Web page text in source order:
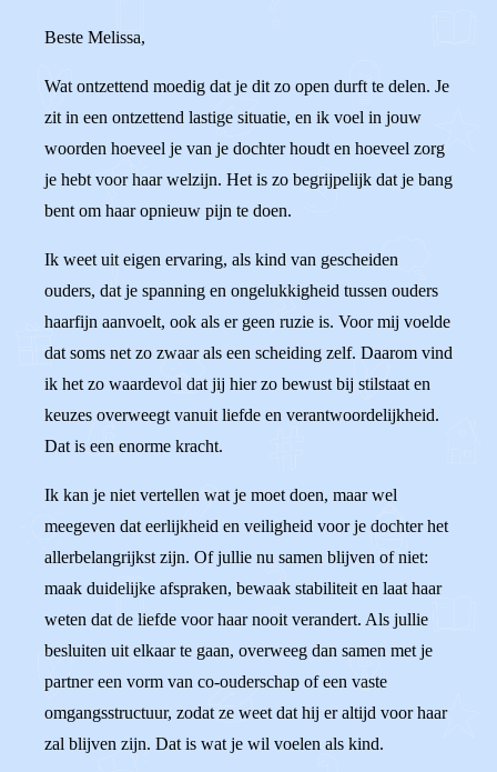
Beste Melissa,
Wat ontzettend moedig dat je dit zo open durft te delen. Je
zit in een ontzettend lastige situatie, en ik voel in jouw
woorden hoeveel je van je dochter houdt en hoeveel zorg
je hebt voor haar welzijn. Het is zo begrijpelijk dat je bang
bent om haar opnieuw pijn te doen.
Ik weet uit eigen ervaring, als kind van gescheiden
ouders, dat je spanning en ongelukkigheid tussen ouders
haarfijn aanvoelt, ook als er geen ruzie is. Voor mij voelde
dat soms net zo zwaar als een scheiding zelf. Daarom vind
ik het zo waardevol dat jij hier zo bewust bij stilstaat en
keuzes overweegt vanuit liefde en verantwoordelijkheid.
Dat is een enorme kracht.
Ik kan je niet vertellen wat je moet doen, maar wel
meegeven dat eerlijkheid en veiligheid voor je dochter het
allerbelangrijkst zijn. Of jullie nu samen blijven of niet:
maak duidelijke afspraken, bewaak stabiliteit en laat haar
weten dat de liefde voor haar nooit verandert. Als jullie
besluiten uit elkaar te gaan, overweeg dan samen met je
partner een vorm van co-ouderschap of een vaste
omgangsstructuur, zodat ze weet dat hij er altijd voor haar
zal blijven zijn. Dat is wat je wil voelen als kind.